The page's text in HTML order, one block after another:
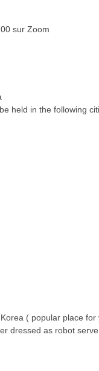
sur Zoom
held in the following
( popular place
dressed as robot